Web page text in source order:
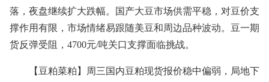
落，夜盘继续扩大跌幅。国产大豆市场供需平稳，对豆价支
撑作用有限，市场情绪易跟随美豆和周边品种波动。豆一期
货反弹受阻，4700元/吨关口支撑面临挑战。
【豆粕菜粕】周三国内豆粕现货报价稳中偏弱，局地下